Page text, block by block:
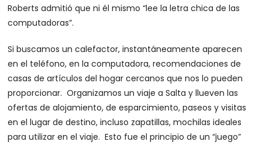
Roberts admitió que ni él mismo “lee la letra chica de las
computadoras”.
Si buscamos un calefactor, instantáneamente aparecen
en el teléfono, en la computadora, recomendaciones de
casas de artículos del hogar cercanos que nos lo pueden
proporcionar. Organizamos un viaje a Salta y llueven las
ofertas de alojamiento, de esparcimiento, paseos y visitas
en el lugar de destino, incluso zapatillas, mochilas ideales
para utilizar en el viaje. Esto fue el principio de un “juego”